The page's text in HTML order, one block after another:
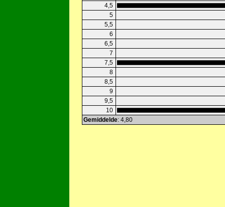
4,5
5
5,5
6
6,5
7
7,5
8
8,5
9
9,5
10
Gemiddelde: 4,80